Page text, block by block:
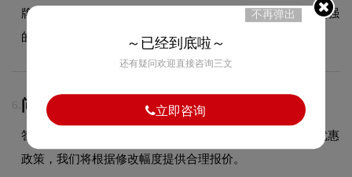
牌的图形设计美学，又能有效吸引目标受众，使标志具有较强
的视觉辨识度。
6. 问：额外修改如何收费？
答：超出合同约定范围的额外修改，请咨询客服获取具体优惠
政策，我们将根据修改幅度提供合理报价。
不再弹出
～已经到底啦～
还有疑问欢迎直接咨询三文
立即咨询